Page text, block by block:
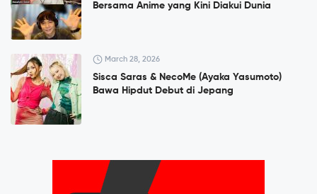
Bersama Anime yang Kini Diakui Dunia
March 28, 2026
Sisca Saras & NecoMe (Ayaka Yasumoto)
Bawa Hipdut Debut di Jepang